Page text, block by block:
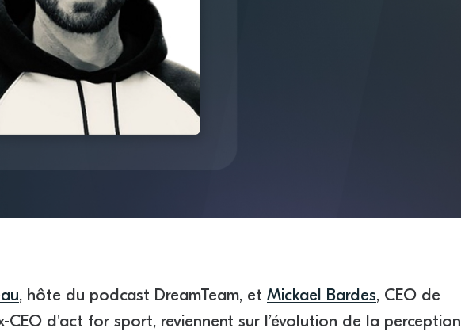
, hôte du podcast DreamTeam, et Mickael Bardes, CEO de
CEO d'act for sport, reviennent sur l’évolution de la perception